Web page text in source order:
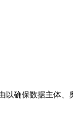
确保数据主体